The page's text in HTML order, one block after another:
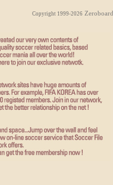
Copyright 1999-2026 Zeroboard